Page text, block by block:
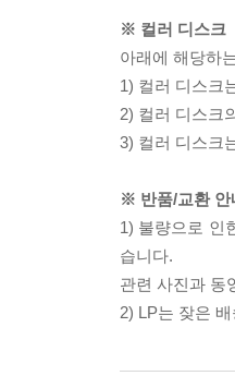
※ 컬러 디스크
아래에 해당하
1) 컬러 디스크
2) 컬러 디스크
3) 컬러 디스크
※ 반품/교환 안
1) 불량으로 인
습니다.
관련 사진과 동
2) LP는 잦은